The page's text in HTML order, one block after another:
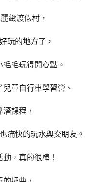
緻渡假村，
玩的地方了，
毛玩得開心點。
童自行車學習營、
潛課程，
痛快的玩水與交朋友。
，真的很棒！